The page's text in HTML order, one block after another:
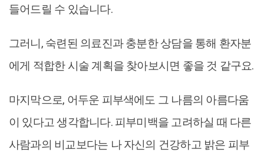
들어드릴 수 있습니다.
그러니, 숙련된 의료진과 충분한 상담을 통해 환자분
에게 적합한 시술 계획을 찾아보시면 좋을 것 같구요.
마지막으로, 어두운 피부색에도 그 나름의 아름다움
이 있다고 생각합니다. 피부미백을 고려하실 때 다른
사람과의 비교보다는 나 자신의 건강하고 밝은 피부